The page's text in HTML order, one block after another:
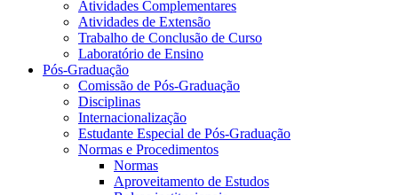
Atividades Complementares
Atividades de Extensão
Trabalho de Conclusão de Curso
Laboratório de Ensino
Pós-Graduação
Comissão de Pós-Graduação
Disciplinas
Internacionalização
Estudante Especial de Pós-Graduação
Normas e Procedimentos
Normas
Aproveitamento de Estudos